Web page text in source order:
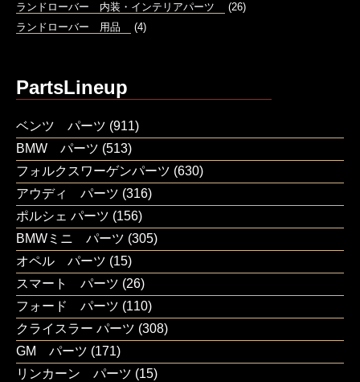
ランドローバー 内装・インテリアパーツ
(26)
ランドローバー 用品
(4)
PartsLineup
ベンツ パーツ (911)
BMW パーツ (513)
フォルクスワーゲンパーツ (630)
アウディ パーツ (316)
ポルシェ パーツ (156)
BMWミニ パーツ (305)
オペル パーツ (15)
スマート パーツ (26)
フォード パーツ (110)
クライスラー パーツ (308)
GM パーツ (171)
リンカーン パーツ (15)